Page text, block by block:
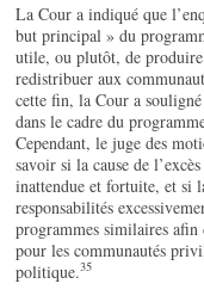
La Cour a indiqué que
but principal » du
utile, ou plutôt, de
redistribuer aux
cette fin, la Cour a
dans le cadre du
Cependant, le juge des
savoir si la cause de
inattendue et fortuite, et si
responsabilités
programmes similaires
pour les communautés
politique.35